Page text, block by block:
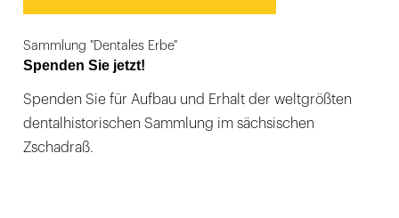
Sammlung "Dentales Erbe"
Spenden Sie jetzt!
Spenden Sie für Aufbau und Erhalt der weltgrößten
dentalhistorischen Sammlung im sächsischen
Zschadraß.